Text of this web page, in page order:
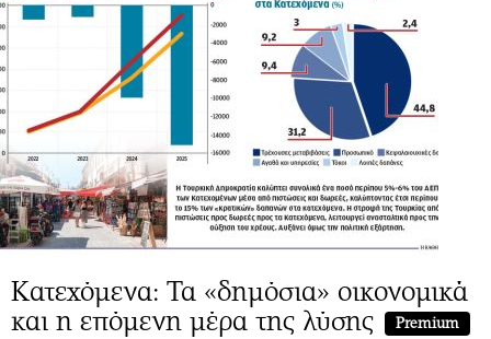
Κατεχόμενα: Τα «δημόσια» οικονομικά
και η επόμενη μέρα της λύσης
Premium